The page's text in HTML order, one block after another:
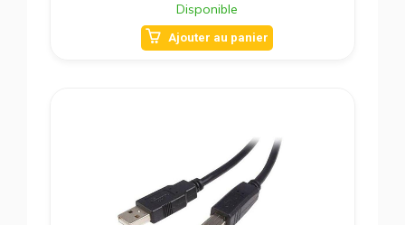
Disponible
Ajouter au panier